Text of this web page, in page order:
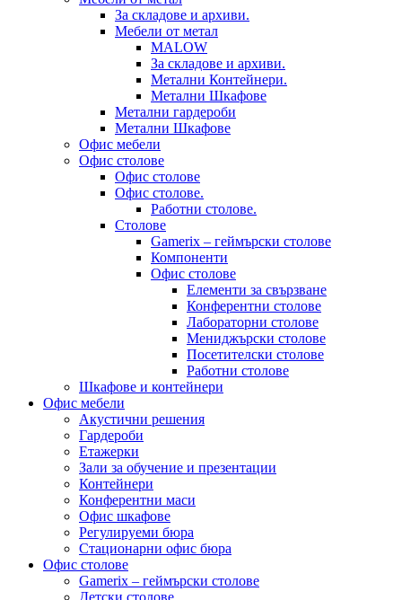
За складове и архиви.
Мебели от метал
MALOW
За складове и архиви.
Метални Контейнери.
Метални Шкафове
Метални гардероби
Метални Шкафове
Офис мебели
Офис столове
Офис столове
Офис столове.
Работни столове.
Столове
Gamerix – геймърски столове
Компоненти
Офис столове
Елементи за свързване
Конферентни столове
Лабораторни столове
Мениджърски столове
Посетителски столове
Работни столове
Шкафове и контейнери
Офис мебели
Акустични решения
Гардероби
Етажерки
Зали за обучение и презентации
Контейнери
Конферентни маси
Офис шкафове
Регулируеми бюра
Стационарни офис бюра
Офис столове
Gamerix – геймърски столове
Детски столове